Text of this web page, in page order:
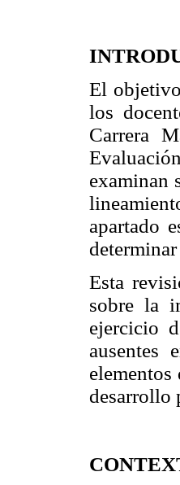
El
los
Carrera
examinan
apartado
Esta
sobre la
ejercicio
ausentes
desarrollo